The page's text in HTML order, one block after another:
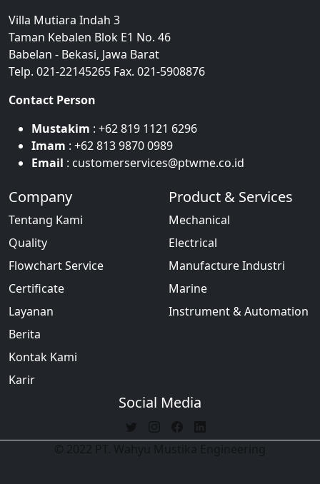
Villa Mutiara Indah 3
Taman Kebalen Blok E1 No. 46
Babelan - Bekasi, Jawa Barat
Telp. 021-22145265 Fax. 021-5908876
Contact Person
Mustakim : +62 819 1121 6296
Imam : +62 813 9870 0989
Email : customerservices@ptwme.co.id
Company
Tentang Kami
Quality
Flowchart Service
Certificate
Layanan
Berita
Kontak Kami
Karir
Product & Services
Mechanical
Electrical
Manufacture Industri
Marine
Instrument & Automation
Social Media